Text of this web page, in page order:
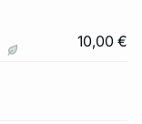
10,00 €